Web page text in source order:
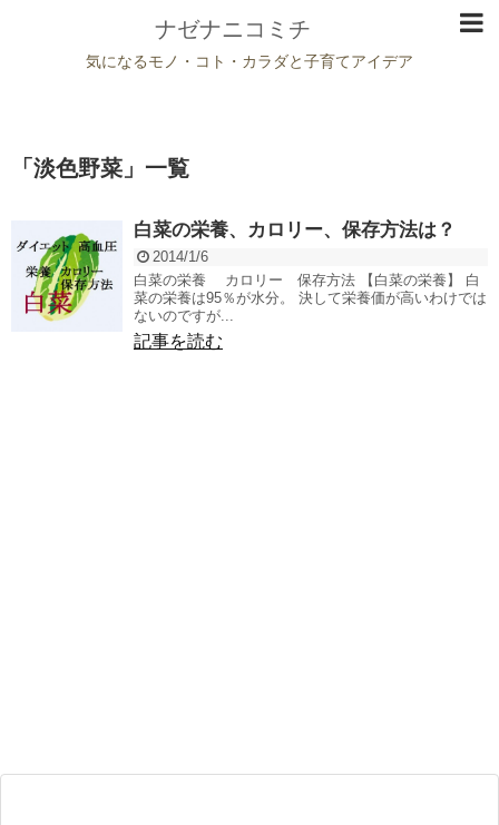
ナゼナニコミチ
気になるモノ・コト・カラダと子育てアイデア
「 淡色野菜 」 一覧
白菜の栄養、カロリー、保存方法は？
2014/1/6
白菜の栄養 カロリー 保存方法 【白菜の栄養】 白
菜の栄養は95％が水分。 決して栄養価が高いわけでは
ないのですが...
記事を読む